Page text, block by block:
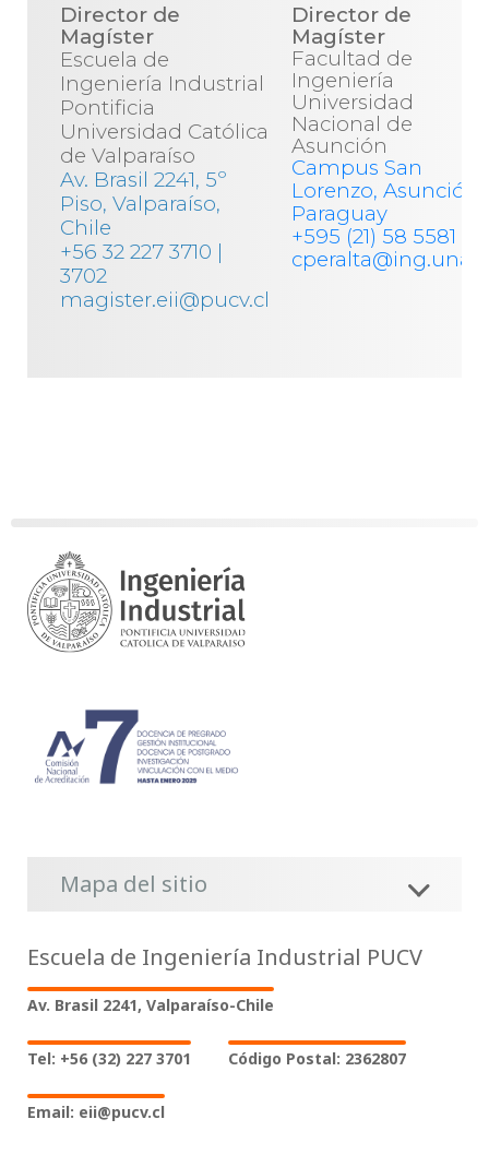
Director de
Magíster
Escuela de
Ingeniería Industrial
Pontificia
Universidad Católica
de Valparaíso
Av. Brasil 2241, 5º
Piso, Valparaíso,
Chile
+56 32 227 3710 |
3702
magister.eii@pucv.cl
Director de
Magíster
Facultad de
Ingeniería
Universidad
Nacional de
Asunción
Campus San
Lorenzo, Asunción,
Paraguay
+595 (21) 58 5581
Mapa del sitio
Escuela de Ingeniería Industrial PUCV
Av. Brasil 2241, Valparaíso-Chile
Tel: +56 (32) 227 3701 Código Postal: 2362807
Email: eii@pucv.cl